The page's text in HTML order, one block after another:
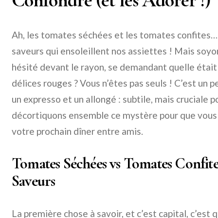
Ah, les tomates séchées et les tomates
saveurs qui ensoleillent nos assiettes ! Mais
hésité devant le rayon, se demandant quelle
délices rouges ? Vous n’êtes pas seuls ! C’est
un expresso et un allongé : subtile, mais cruciale
décortiquons ensemble ce mystère pour que
votre prochain dîner entre amis.
Tomates Séchées vs Tomates
Saveurs
La première chose à savoir, et c’est capital, c’est